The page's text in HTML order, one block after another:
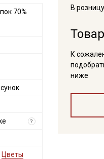
В розницу
К
ниже
70%
?
Цветы